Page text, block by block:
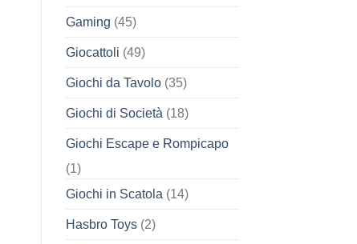
Gaming (45)
Giocattoli (49)
Giochi da Tavolo(35)
Giochi di Società (18)
Giochi Escape e Rompicapo
(1)
Giochi in Scatola (14)
Hasbro Toys(2)